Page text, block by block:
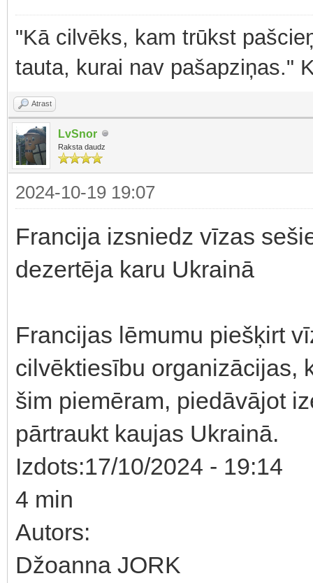
"Kā cilvēks, kam trūkst
tauta, kurai nav pašapziņas."
Atrast
LvSnor
Raksta daudz
2024-10-19 19:07
Francija izsniedz vīzas
dezertēja karu Ukrainā
Francijas lēmumu piešķirt
cilvēktiesību organizācijas,
šim piemēram, piedāvājot
pārtraukt kaujas Ukrainā.
Izdots:17/10/2024 - 19:14
4 min
Autors:
Džoanna JORK